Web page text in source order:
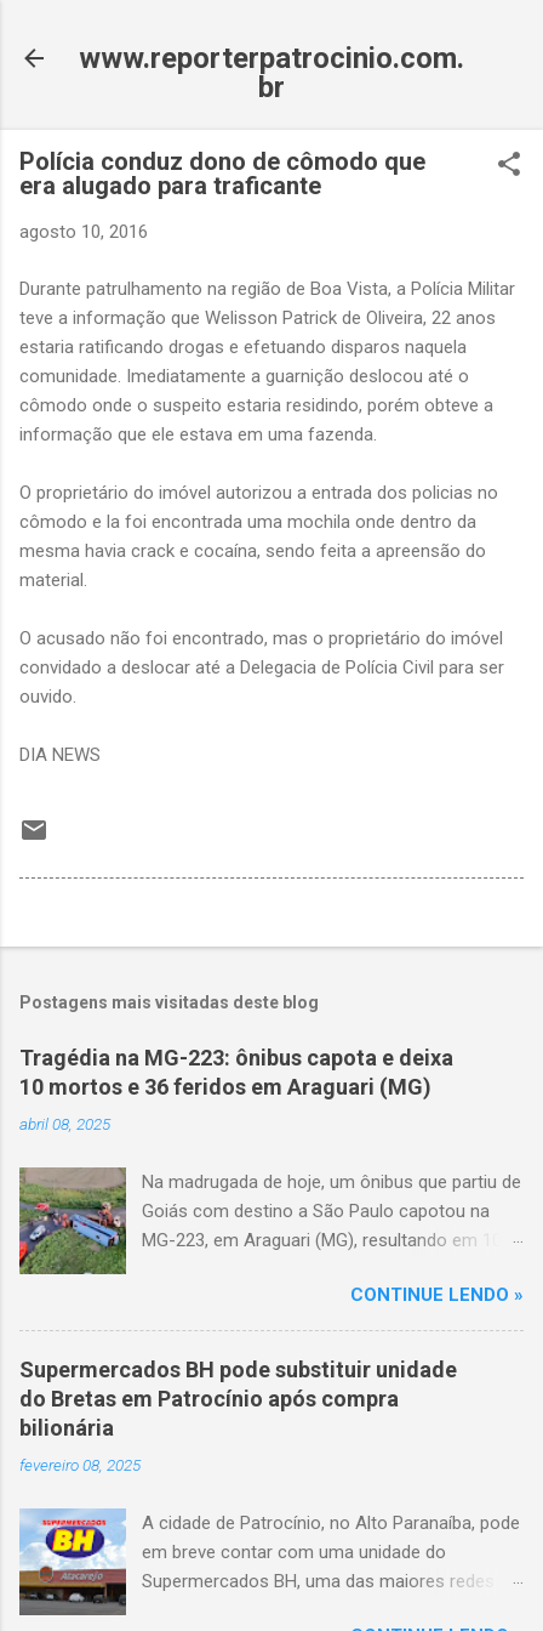
www.reporterpatrocinio.com.
br
Polícia conduz dono de cômodo que
era alugado para traficante
agosto 10, 2016
Durante patrulhamento na região de Boa Vista, a Polícia Militar
teve a informação que Welisson Patrick de Oliveira, 22 anos
estaria ratificando drogas e efetuando disparos naquela
comunidade. Imediatamente a guarnição deslocou até o
cômodo onde o suspeito estaria residindo, porém obteve a
informação que ele estava em uma fazenda.
O proprietário do imóvel autorizou a entrada dos policias no
cômodo e la foi encontrada uma mochila onde dentro da
mesma havia crack e cocaína, sendo feita a apreensão do
material.
O acusado não foi encontrado, mas o proprietário do imóvel
convidado a deslocar até a Delegacia de Polícia Civil para ser
ouvido.
DIA NEWS
Postagens mais visitadas deste blog
Tragédia na MG-223: ônibus capota e deixa
10 mortos e 36 feridos em Araguari (MG)
abril 08, 2025
Na madrugada de hoje, um ônibus que partiu de
Goiás com destino a São Paulo capotou na
MG-223, em Araguari (MG), resultando em 10
volta das 3h40, próximo ao trevo de Queixinho,
quando o motorista perdeu o controle do
veículo, atravessou o canteiro central e
capotou em uma alça de acesso. Entre as
vítimas fatais, há duas crianças de
CONTINUE LENDO »
Supermercados BH pode substituir unidade
do Bretas em Patrocínio após compra
bilionária
fevereiro 08, 2025
A cidade de Patrocínio, no Alto Paranaíba, pode
em breve contar com uma unidade do
Supermercados BH, uma das maiores redes do